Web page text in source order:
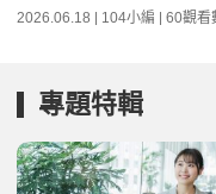
2026.06.18 | 104小編 | 60觀看
專題特輯